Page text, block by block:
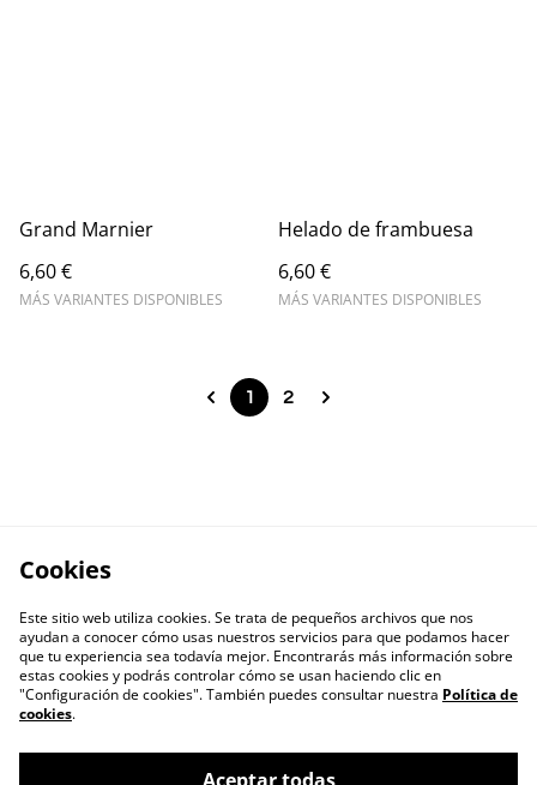
Grand Marnier
6,60 €
MÁS VARIANTES DISPONIBLES
Helado de frambuesa
6,60 €
MÁS VARIANTES DISPONIBLES
1 2
Cookies
Este sitio web utiliza cookies. Se trata de pequeños archivos que nos
ayudan a conocer cómo usas nuestros servicios para que podamos hacer
que tu experiencia sea todavía mejor. Encontrarás más información sobre
estas cookies y podrás controlar cómo se usan haciendo clic en
"Configuración de cookies". También puedes consultar nuestra Política de
cookies.